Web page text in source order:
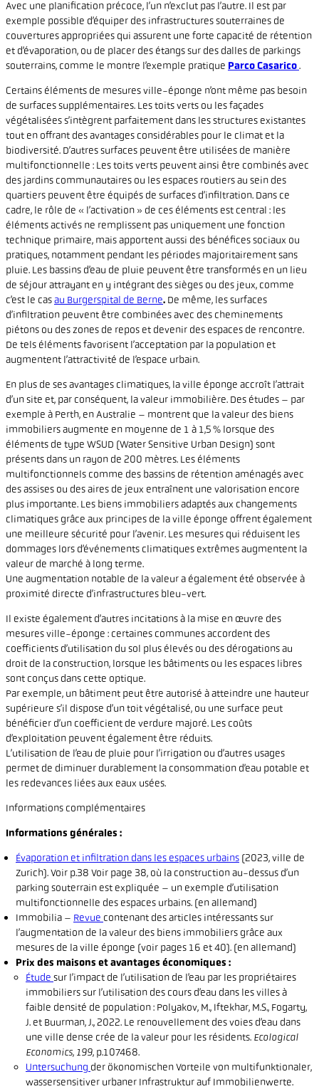
Avec une planification précoce, l’un n’exclut pas l’autre. Il est par
exemple possible d’équiper des infrastructures souterraines de
couvertures appropriées qui assurent une forte capacité de rétention
et d’évaporation, ou de placer des étangs sur des dalles de parkings
souterrains, comme le montre l’exemple pratique Parco Casarico.
Certains éléments de mesures ville-éponge n’ont même pas besoin
de surfaces supplémentaires. Les toits verts ou les façades
végétalisées s’intègrent parfaitement dans les structures existantes
tout en offrant des avantages considérables pour le climat et la
biodiversité. D’autres surfaces peuvent être utilisées de manière
multifonctionnelle : Les toits verts peuvent ainsi être combinés avec
des jardins communautaires ou les espaces routiers au sein des
quartiers peuvent être équipés de surfaces d’infiltration. Dans ce
cadre, le rôle de « l’activation » de ces éléments est central : les
éléments activés ne remplissent pas uniquement une fonction
technique primaire, mais apportent aussi des bénéfices sociaux ou
pratiques, notamment pendant les périodes majoritairement sans
pluie. Les bassins d’eau de pluie peuvent être transformés en un lieu
de séjour attrayant en y intégrant des sièges ou des jeux, comme
c’est le casau Burgerspital de Berne. De même, les surfaces
d’infiltration peuvent être combinées avec des cheminements
piétons ou des zones de repos et devenir des espaces de rencontre.
De tels éléments favorisent l’acceptation par la population et
augmentent l’attractivité de l’espace urbain.
En plus de ses avantages climatiques, la ville éponge accroît l’attrait
d’un site et, par conséquent, la valeur immobilière. Des études – par
exemple à Perth, en Australie – montrent que la valeur des biens
immobiliers augmente en moyenne de 1 à 1,5 % lorsque des
éléments de type WSUD (Water Sensitive Urban Design) sont
présents dans un rayon de 200 mètres. Les éléments
multifonctionnels comme des bassins de rétention aménagés avec
des assises ou des aires de jeux entraînent une valorisation encore
plus importante. Les biens immobiliers adaptés aux changements
climatiques grâce aux principes de la ville éponge offrent également
une meilleure sécurité pour l’avenir. Les mesures qui réduisent les
dommages lors d’événements climatiques extrêmes augmentent la
valeur de marché à long terme.
Une augmentation notable de la valeur a également été observée à
proximité directe d’infrastructures bleu-vert.
Il existe également d’autres incitations à la mise en œuvre des
mesures ville-éponge : certaines communes accordent des
coefficients d’utilisation du sol plus élevés ou des dérogations au
droit de la construction, lorsque les bâtiments ou les espaces libres
sont conçus dans cette optique.
Par exemple, un bâtiment peut être autorisé à atteindre une hauteur
supérieure s’il dispose d’un toit végétalisé, ou une surface peut
bénéficier d’un coefficient de verdure majoré. Les coûts
d’exploitation peuvent également être réduits.
L’utilisation de l’eau de pluie pour l’irrigation ou d’autres usages
permet de diminuer durablement la consommation d’eau potable et
les redevances liées aux eaux usées.
Informations complémentaires
Informations générales :
Évaporation et infiltration dans les espaces urbains (2023, ville de
Zurich). Voir p.38 Voir page 38, où la construction au-dessus d’un
parking souterrain est expliquée – un exemple d’utilisation
multifonctionnelle des espaces urbains. (en allemand)
Immobilia – Revue contenant des articles intéressants sur
l’augmentation de la valeur des biens immobiliers grâce aux
mesures de la ville éponge (voir pages 16 et 40). (en allemand)
Prix des maisons et avantages économiques :
Étude sur l’impact de l’utilisation de l’eau par les propriétaires
immobiliers sur l’utilisation des cours d’eau dans les villes à
faible densité de population : Polyakov, M., Iftekhar, M.S., Fogarty,
J. et Buurman, J., 2022. Le renouvellement des voies d’eau dans
une ville dense crée de la valeur pour les résidents. Ecological
Economics, 199, p.107468.
Untersuchung der ökonomischen Vorteile von multifunktionaler,
wassersensitiver urbaner Infrastruktur auf Immobilienwerte.